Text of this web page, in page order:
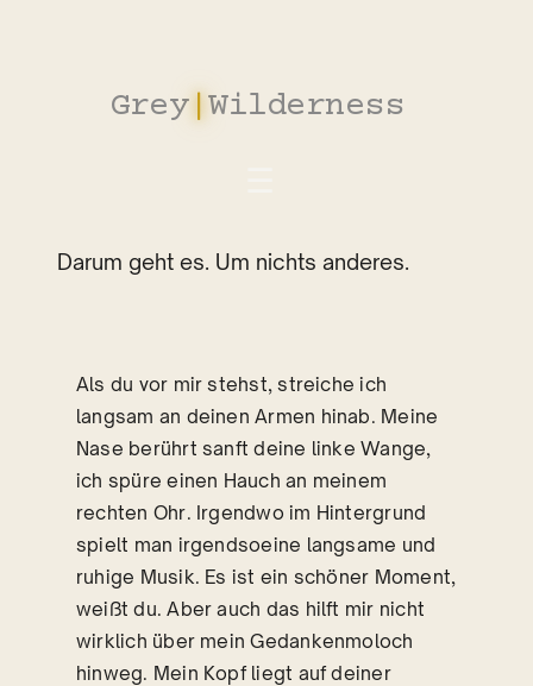
Grey|Wilderness
Darum geht es. Um nichts anderes.
Als du vor mir stehst, streiche ich
langsam an deinen Armen hinab. Meine
Nase berührt sanft deine linke Wange,
ich spüre einen Hauch an meinem
rechten Ohr. Irgendwo im Hintergrund
spielt man irgendsoeine langsame und
ruhige Musik. Es ist ein schöner Moment,
weißt du. Aber auch das hilft mir nicht
wirklich über mein Gedankenmoloch
hinweg. Mein Kopf liegt auf deiner